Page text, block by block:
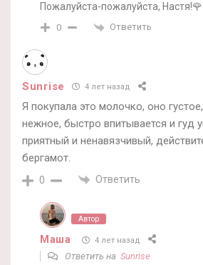
Пожалуйста-пожалуйста,
0 Ответить
Sunrise 4 лет назад
Я покупала это молочко, оно
нежное, быстро впитывается и гуд
приятный и ненавязчивый,
бергамот.
0 Ответить
Автор
Маша 4 лет назад
Ответить на Sunrise